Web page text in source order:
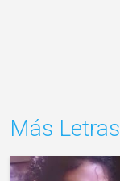
Más Letras